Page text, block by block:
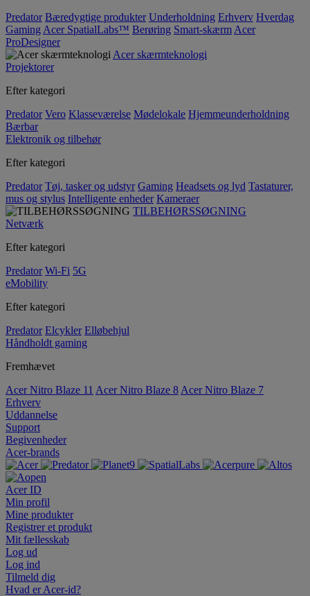
Predator Bæredygtige produkter Underholdning Erhverv Hverdag
Gaming Acer SpatialLabs™ Berøring Smart-skærm Acer
ProDesigner
Acer skærmteknologi
Projektorer
Efter kategori
Predator Vero Klasseværelse Mødelokale Hjemmeunderholdning
Bærbar
Elektronik og tilbehør
Efter kategori
Predator Tøj, tasker og udstyr Gaming Headsets og lyd Tastaturer,
mus og stylus Intelligente enheder Kameraer
TILBEHØRSSØGNING
Netværk
Efter kategori
Predator Wi-Fi 5G
eMobility
Efter kategori
Predator Elcykler Elløbehjul
Håndholdt gaming
Fremhævet
Acer Nitro Blaze 11 Acer Nitro Blaze 8 Acer Nitro Blaze 7
Erhverv
Uddannelse
Support
Begivenheder
Acer-brands
Acer ID
Min profil
Mine produkter
Registrer et produkt
Mit fællesskab
Log ud
Log ind
Tilmeld dig
Hvad er Acer-id?